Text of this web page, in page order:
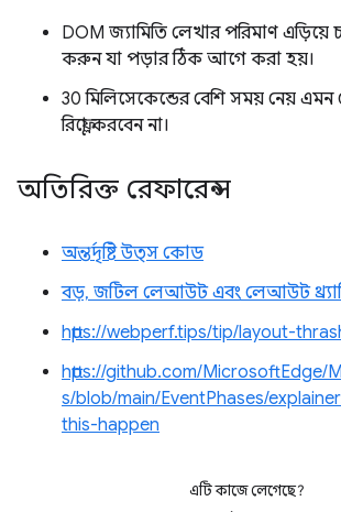
DOM জ্যামিতি লেখার পরিমাণ
করুন যা পড়ার ঠিক আগে করা হয়।
30 মিলিসেকেন্ডের বেশি সময় নেয়
রিফ্লো করবেন না।
অতিরিক্ত রেফারেন্স
অন্তর্দৃষ্টি উত্স কোড
বড়, জটিল লেআউট এবং লেআউট
https://webperf.tips/tip/layout-
https://github.com/MicrosoftEdge/
s/blob/main/EventPhases/
this-happen
এটি কাজে লেগেছে?